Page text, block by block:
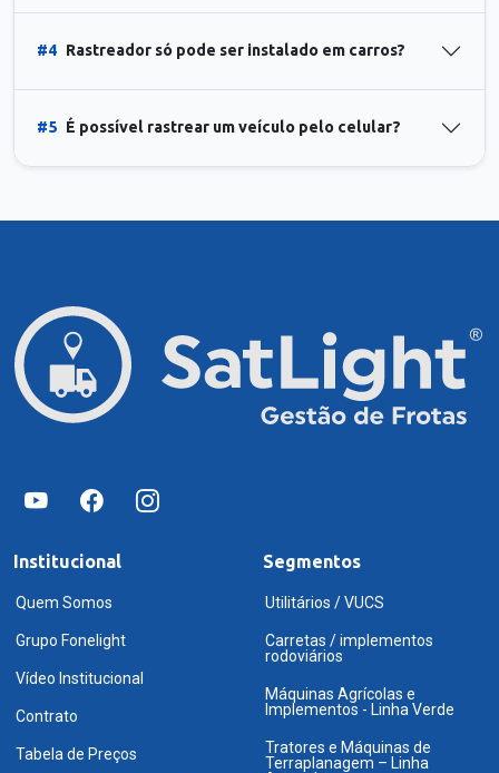
#4 Rastreador só pode ser instalado em carros?
#5 É possível rastrear um veículo pelo celular?
Institucional
Quem Somos
Grupo Fonelight
Vídeo Institucional
Contrato
Tabela de Preços
Segmentos
Utilitários / VUCS
Carretas / implementos
rodoviários
Máquinas Agrícolas e
Implementos - Linha Verde
Tratores e Máquinas de
Terraplanagem – Linha